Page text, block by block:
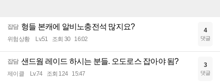
잡담 형들 본캐에 알비노충전석 많지요?
위험상황 Lv.51 조회 30 16:02
4
댓글
잡담 샌드웜 레이드 하시는 분들. 오도로스 잡아야 됨?
제이클 Lv.74 조회 124 15:47
3
댓글